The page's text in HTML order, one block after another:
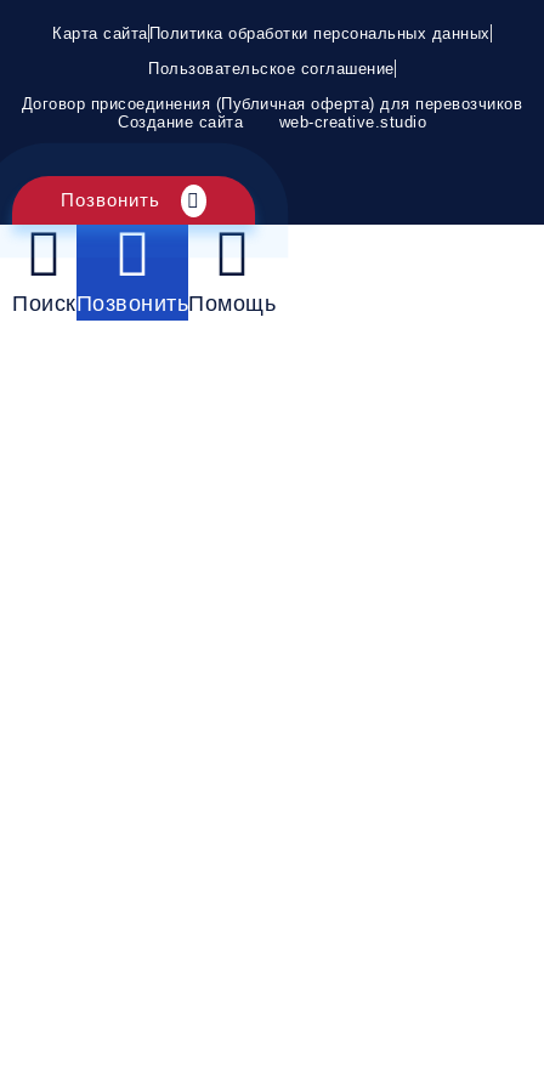
Карта сайта Политика обработки персональных данных
Пользовательское соглашение
Договор присоединения (Публичная оферта) для перевозчиков
Создание сайта
web-creative.studio
Позвонить
ПоискПозвонитьПомощь